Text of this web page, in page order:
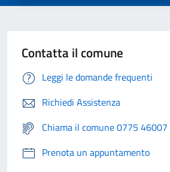
Contatta il comune
Leggi le domande frequenti
Richiedi Assistenza
Chiama il comune 0775 46007
Prenota un appuntamento